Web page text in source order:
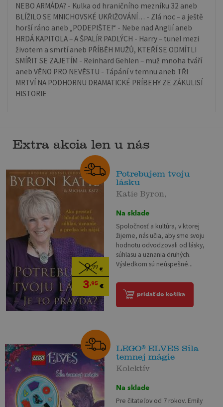
NEBO ARMÁDA? - Kulka od hraničního mezníku 32 aneb
BLÍŽILO SE MNICHOVSKÉ UKŘIŽOVÁNÍ… - Zlá noc – a ještě
horší ráno aneb „PODEPIŠTE!“ - Nebe nad Anglií aneb
HRDÁ KAPITOLA – A ŠPALÍR PADLÝCH - Harry – tunel mezi
životem a smrtí aneb PŘÍBĚH MUŽŮ, KTEŘÍ SE ODMÍTLI
SMÍŘIT SE ZAJETÍM - Reinhard Gehlen – muž mnoha tváří
aneb VĚNO PRO NEVĚSTU - Tápání v temnu aneb TŘI
MRTVÍ NA PODHORNU DRAMATICKÉ PRÍBEHY ZE ZÁKULISÍ
HISTORIE
Extra akcia len u nás
9,99 €
3,95 €
Potrebujem tvoju
lásku
Katie Byron,
Na sklade
Spoločnosť a kultúra, v ktorej
žijeme, nás učia, aby sme svoju
hodnotu odvodzovali od lásky,
súhlasu a uznania druhých.
Výsledkom sú neúspešné...
pridať do košíka
LEGO® ELVES Sila
temnej mágie
Kolektív
Na sklade
Pre čitateľov od 7 rokov. Emily